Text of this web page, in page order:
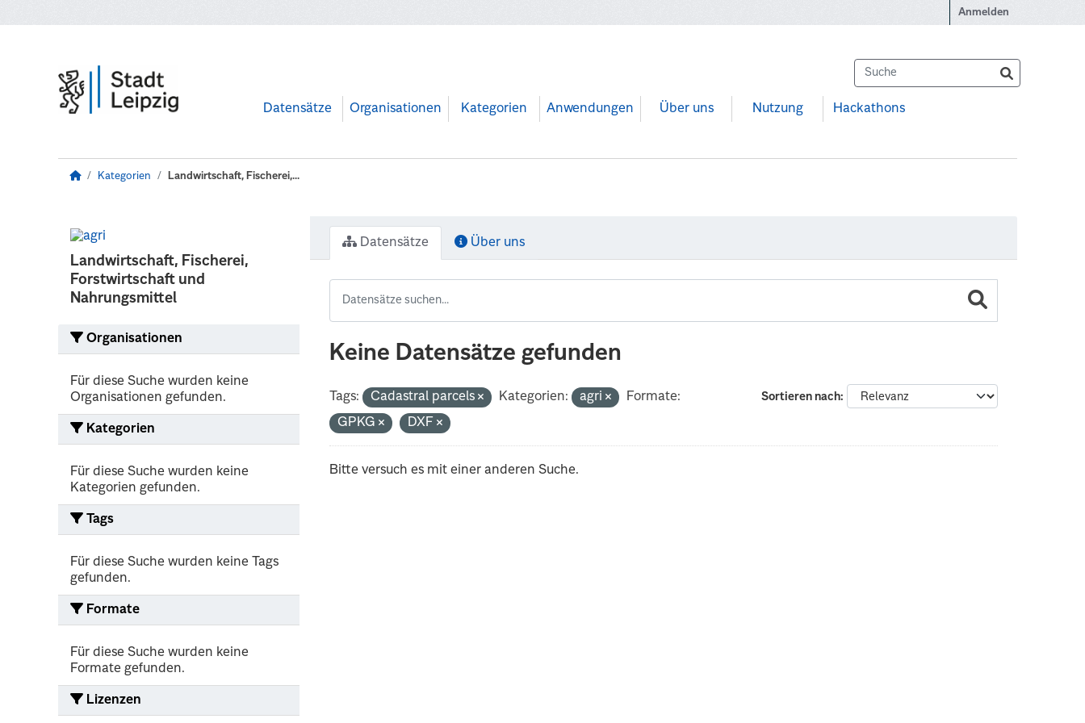
Anmelden
Datensätze Organisationen Kategorien Anwendungen Über uns Nutzung Hackathons
Kategorien Landwirtschaft, Fischerei,...
Landwirtschaft, Fischerei,
Forstwirtschaft und
Nahrungsmittel
Organisationen
Für diese Suche wurden keine
Organisationen gefunden.
Kategorien
Für diese Suche wurden keine
Kategorien gefunden.
Tags
Für diese Suche wurden keine Tags
gefunden.
Formate
Für diese Suche wurden keine
Formate gefunden.
Lizenzen
Datensätze Über uns
Keine Datensätze gefunden
Sortieren nach
Tags: Cadastral parcels Kategorien: agri
Formate:
GPKG
DXF
Bitte versuch es mit einer anderen Suche.